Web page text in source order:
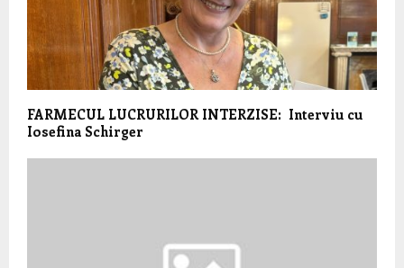
FARMECUL LUCRURILOR INTERZISE: Interviu cu
Iosefina Schirger